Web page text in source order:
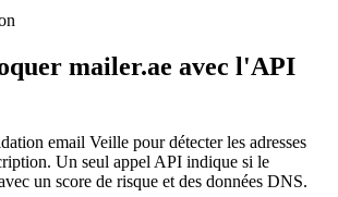
mailer.ae avec l'API
email Veille pour détecter les adresses
Un seul appel API indique si le
un score de risque et des données DNS.